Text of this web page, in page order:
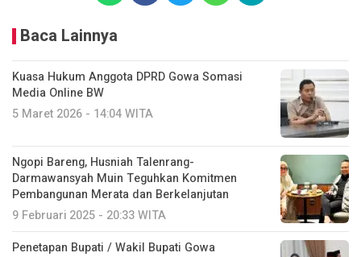
Baca Lainnya
Kuasa Hukum Anggota DPRD Gowa Somasi
Media Online BW
5 Maret 2026 - 14:04 WITA
Ngopi Bareng, Husniah Talenrang-
Darmawansyah Muin Teguhkan Komitmen
Pembangunan Merata dan Berkelanjutan
9 Februari 2025 - 20:33 WITA
Penetapan Bupati / Wakil Bupati Gowa